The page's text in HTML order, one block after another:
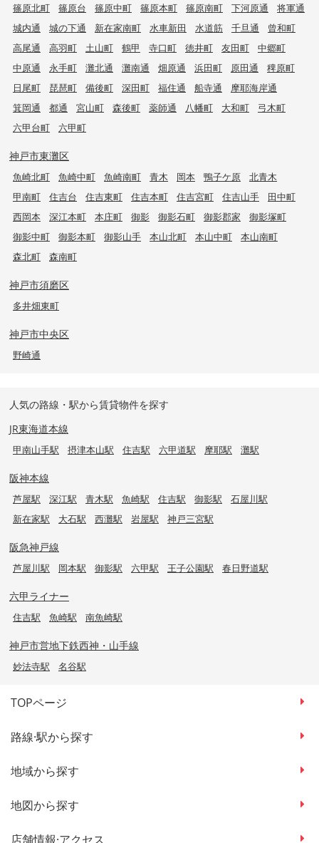
篠原北町
篠原台 篠原中町 篠原本町 篠原南町 下河原通
将軍通
城内通
城の下通 新在家南町 水車新田 水道筋 千旦通
曾和町
高尾通
高羽町 土山町 鶴甲 寺口町 徳井町 友田町
中郷町
中原通
永手町 灘北通 灘南通 畑原通 浜田町 原田通
稗原町
日尾町
琵琶町 備後町 深田町 福住通 船寺通
摩耶海岸通
箕岡通
都通 宮山町 森後町 薬師通 八幡町 大和町
弓木町
六甲台町
六甲町
神戸市東灘区
魚崎北町 魚崎中町 魚崎南町 青木 岡本 鴨子ケ原
北青木
甲南町
住吉台 住吉東町 住吉本町 住吉宮町 住吉山手
田中町
西岡本
深江本町 本庄町 御影 御影石町 御影郡家
御影塚町
御影中町
御影本町 御影山手 本山北町 本山中町
本山南町
森北町
森南町
神戸市須磨区
多井畑東町
神戸市中央区
野崎通
人気の路線・駅から賃貸物件を探す
JR東海道本線
甲南山手駅 摂津本山駅 住吉駅 六甲道駅 摩耶駅 灘駅
阪神本線
芦屋駅 深江駅 青木駅 魚崎駅 住吉駅 御影駅
石屋川駅
新在家駅
大石駅 西灘駅 岩屋駅 神戸三宮駅
阪急神戸線
芦屋川駅 岡本駅 御影駅 六甲駅 王子公園駅 春日野道駅
六甲ライナー
住吉駅 魚崎駅 南魚崎駅
神戸市営地下鉄西神・山手線
妙法寺駅 名谷駅
TOPページ
路線·駅から探す
地域から探す
地図から探す
店舗情報·アクセス